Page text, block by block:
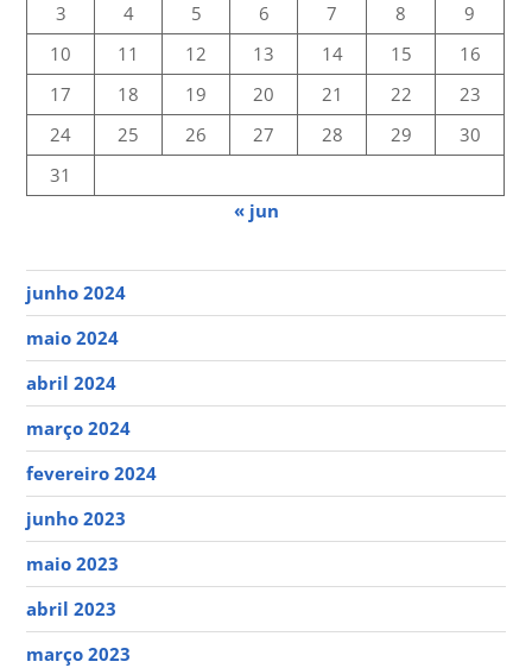
3
4 5 6 7 8
9
10
11 12 13 14 15
16
17
18 19 20 21 22
23
24
25 26 27 28 29
30
31
« jun
junho 2024
maio 2024
abril 2024
março 2024
fevereiro 2024
junho 2023
maio 2023
abril 2023
março 2023